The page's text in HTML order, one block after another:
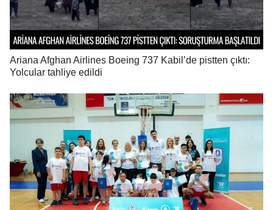
Ariana Afghan Airlines Boeing 737 Kabil’de pistten çıktı:
Yolcular tahliye edildi